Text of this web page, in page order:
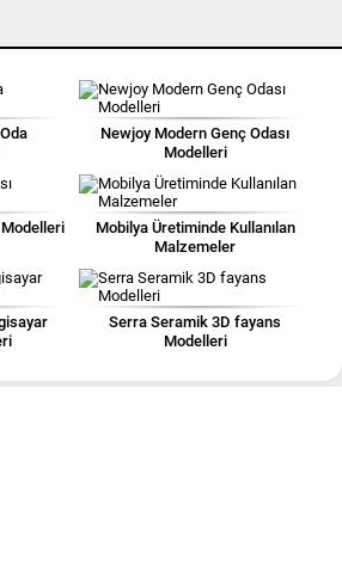
Newjoy Modern Genç Odası
Modelleri
Modelleri
Mobilya Üretiminde Kullanılan
Malzemeler
Serra Seramik 3D fayans
Modelleri